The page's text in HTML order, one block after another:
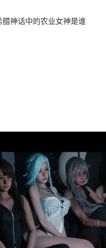
腊神话中的农业女神是谁